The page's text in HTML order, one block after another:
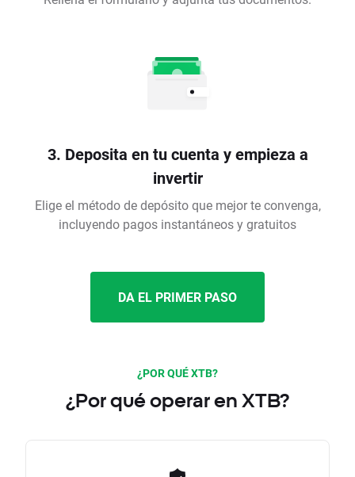
3. Deposita en tu cuenta y empieza a
invertir
Elige el método de depósito que mejor te convenga,
incluyendo pagos instantáneos y gratuitos
DA EL PRIMER PASO
¿POR QUÉ XTB?
¿Por qué operar en XTB?